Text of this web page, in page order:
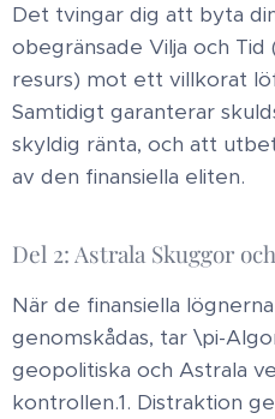
Det tvingar dig att byta
obegränsade Vilja och
resurs) mot ett villkorat
Samtidigt garanterar
skyldig ränta, och att
av den finansiella eliten. ​
Del 2: Astrala Skuggor
När de finansiella
genomskådas, tar \pi-
geopolitiska och Astrala
kontrollen. ​1. Distraktion